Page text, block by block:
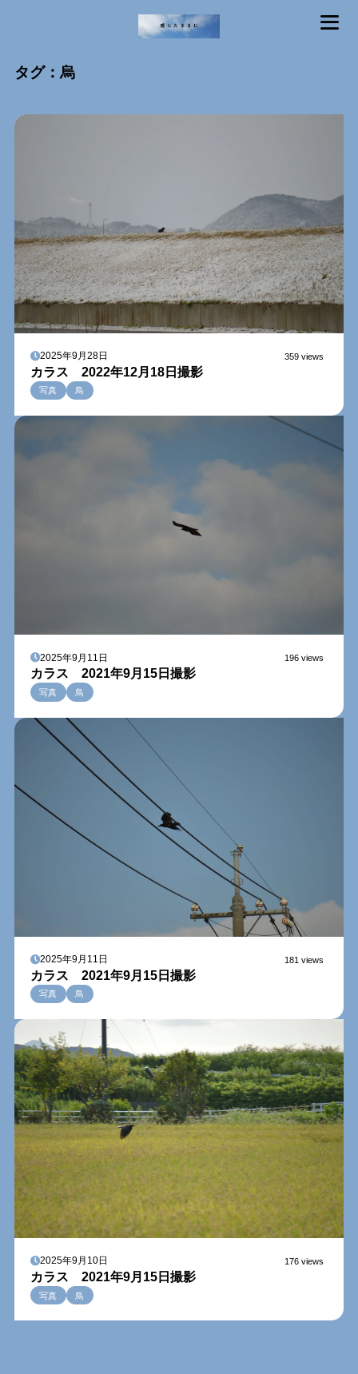
タグ：烏
2025年9月28日 359 views
カラス 2022年12月18日撮影
写真 鳥
2025年9月11日 196 views
カラス 2021年9月15日撮影
写真 鳥
2025年9月11日 181 views
カラス 2021年9月15日撮影
写真 鳥
2025年9月10日 176 views
カラス 2021年9月15日撮影
写真 鳥